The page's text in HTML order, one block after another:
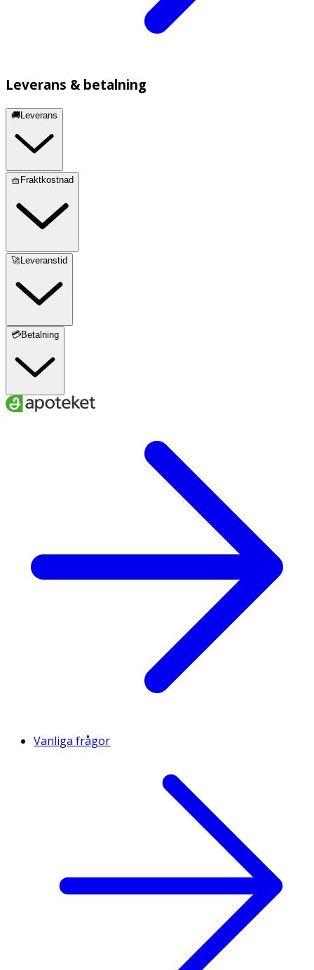
Leverans & betalning
🚚Leverans
🧺Fraktkostnad
🚀Leveranstid
💳Betalning
Vanliga frågor